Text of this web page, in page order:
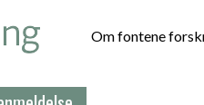
Om fontene
format